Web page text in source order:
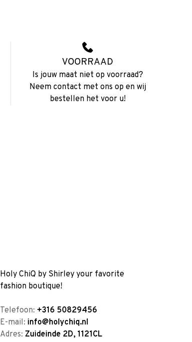
VOORRAAD
Is jouw maat niet op voorraad?
Neem contact met ons op en wij
bestellen het voor u!
Holy ChiQ by Shirley your favorite
fashion boutique!
Telefoon: +316 50829456
E-mail: info@holychiq.nl
Adres: Zuideinde 2D, 1121CL